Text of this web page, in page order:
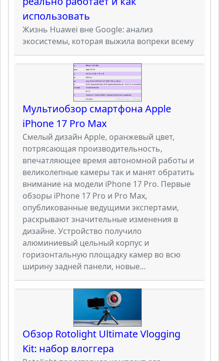
использовать
Жизнь Huawei вне Google: анализ
экосистемы, которая выжила вопреки всему
Мультиобзор смартфона Apple
iPhone 17 Pro Max
Смелый дизайн Apple, оранжевый цвет,
потрясающая производительность,
впечатляющее время автономной работы и
великолепные камеры так и манят обратить
внимание на модели iPhone 17 Pro. Первые
обзоры iPhone 17 Pro и Pro Max,
опубликованные ведущими экспертами,
раскрывают значительные изменения в
дизайне. Устройство получило
алюминиевый цельный корпус и
горизонтальную площадку камер во всю
ширину задней панели, новые...
Обзор Rotolight Ultimate Vlogging
Kit: набор влоггера